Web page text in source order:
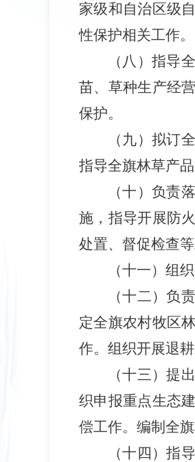
家级和自治区级
性保护相关工作。
（八）指导
苗、草种生产经
保护。
（九）拟订
指导全旗林草产品
（十）负责
施，指导开展防
处置、督促检查
（十一）组
（十二）负
定全旗农村牧区
作。组织开展退
（十三）提
织申报重点生态
偿工作。编制全
（十四）指